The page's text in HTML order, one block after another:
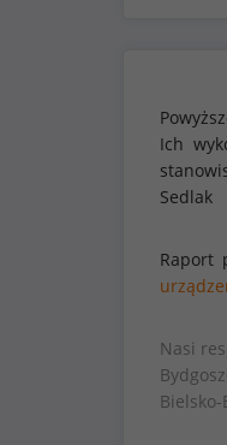
Ich
Sedlak
Raport
Nasi
Bielsko-